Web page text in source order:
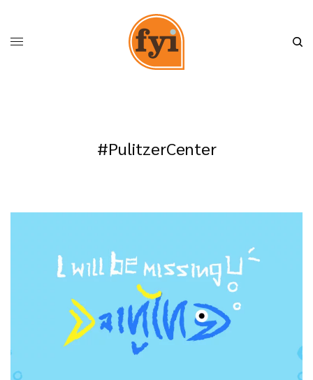
#PulitzerCenter